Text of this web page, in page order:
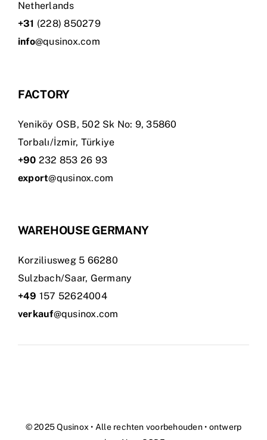
Netherlands
+31 (228) 850279
info@qusinox.com
FACTORY
Yeniköy OSB, 502 Sk No: 9, 35860
Torbalı/İzmir, Türkiye
+90 232 853 26 93
export@qusinox.com
WAREHOUSE GERMANY
Korziliusweg 5 66280
Sulzbach/Saar, Germany
+49 157 52624004
verkauf@qusinox.com
© 2025 Qusinox • Alle rechten voorbehouden • ontwerp